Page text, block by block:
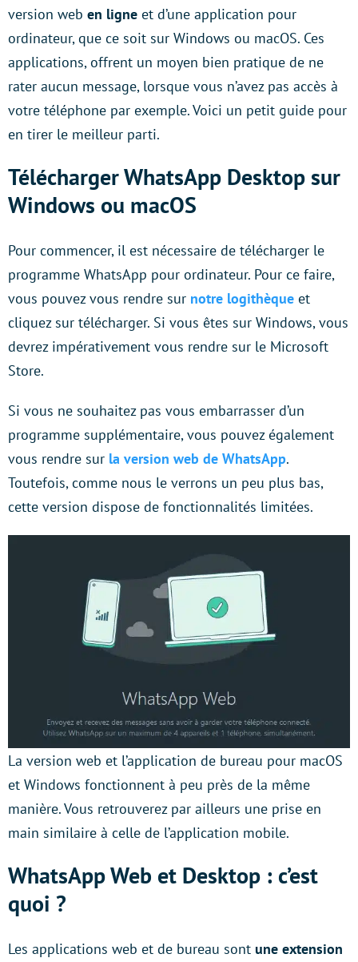
version web en ligne et d’une application pour
ordinateur, que ce soit sur Windows ou macOS. Ces
applications, offrent un moyen bien pratique de ne
rater aucun message, lorsque vous n’avez pas accès à
votre téléphone par exemple. Voici un petit guide pour
en tirer le meilleur parti.
Télécharger WhatsApp Desktop sur
Windows ou macOS
Pour commencer, il est nécessaire de télécharger le
programme WhatsApp pour ordinateur. Pour ce faire,
vous pouvez vous rendre sur notre logithèque et
cliquez sur télécharger. Si vous êtes sur Windows, vous
devrez impérativement vous rendre sur le Microsoft
Store.
Si vous ne souhaitez pas vous embarrasser d’un
programme supplémentaire, vous pouvez également
vous rendre sur la version web de WhatsApp.
Toutefois, comme nous le verrons un peu plus bas,
cette version dispose de fonctionnalités limitées.
La version web et l’application de bureau pour macOS
et Windows fonctionnent à peu près de la même
manière. Vous retrouverez par ailleurs une prise en
main similaire à celle de l’application mobile.
WhatsApp Web et Desktop : c’est
quoi ?
Les applications web et de bureau sont une extension